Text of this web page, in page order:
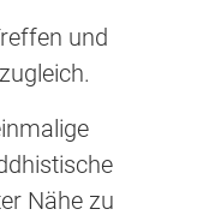
und
Nähe zu